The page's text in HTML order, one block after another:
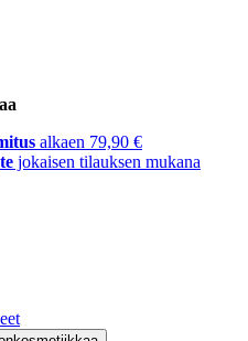
alkaen 79,90 €
jokaisen tilauksen mukana